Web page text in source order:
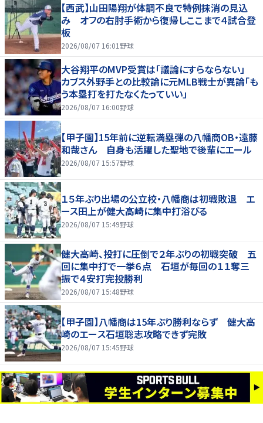
【西武】山田陽翔が体調不良で特例抹消の見込
み オフの右肘手術から復帰しここまで４試合登
板
2026/08/07 16:01 野球
大谷翔平のMVP受賞は「議論にすらならない」
カブス外野手との比較論に元MLB戦士が異論「も
う本塁打を打たなくたっていい」
2026/08/07 16:00野球
【甲子園】15年前に逆転満塁弾の八幡商OB・遠藤
和哉さん 自身も活躍した聖地で後輩にエール
2026/08/07 15:57野球
１５年ぶり出場の公立校・八幡商は初戦敗退 エ
ース田上が健大高崎に集中打浴びる
2026/08/07 15:49野球
健大高崎、投打に圧倒で２年ぶりの初戦突破 五
回に集中打で一挙６点 石垣が毎回の１１奪三
振で４安打完投勝利
2026/08/07 15:48野球
【甲子園】八幡商は15年ぶり勝利ならず 健大高
崎のエース石垣聡志攻略できず完敗
2026/08/07 15:45野球